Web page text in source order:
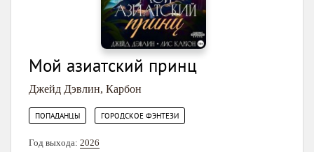
Мой азиатский принц
Джейд Дэвлин, Карбон
ПОПАДАНЦЫ ГОРОДСКОЕ ФЭНТЕЗИ
Год выхода: 2026